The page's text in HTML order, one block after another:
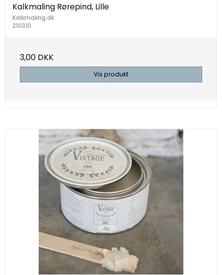
Kalkmaling Rørepind, Lille
Kalkmaling.dk
210310
3,00 DKK
Vis produkt